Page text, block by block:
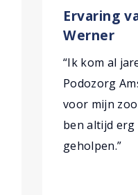
Ervaring
Werner
“Ik kom al
Podozorg
voor mijn
ben altijd erg
geholpen.”